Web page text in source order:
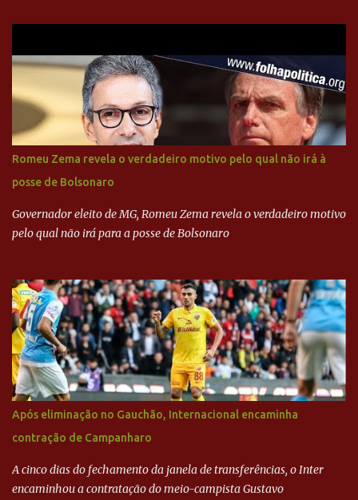
Executiva Nacional do PSDB (Valter Campanato/Agência Brasil) O
texto também põe fim a um mistério: três fontes confirmaram à
revista que o codinome “santo” que aparece em planilhas da
empreiteira refere-se ao governador de São Paulo, Geraldo
Alckmin (PSDB) — nenhum deles, no entanto, disse ter negociado
diretamente com o paulista. Depoimentos mostram como o
dinheiro da Odebrecht bancou a campanha de Serra em 2010 Leia
mais... A Lava Jato chega ao PSDB | VEJA.com
Romeu Zema revela o verdadeiro motivo pelo qual não irá à
posse de Bolsonaro
Governador eleito de MG, Romeu Zema revela o verdadeiro motivo
pelo qual não irá para a posse de Bolsonaro
Após eliminação no Gauchão, Internacional encaminha
contração de Campanharo
A cinco dias do fechamento da janela de transferências, o Inter
encaminhou a contratação do meio-campista Gustavo